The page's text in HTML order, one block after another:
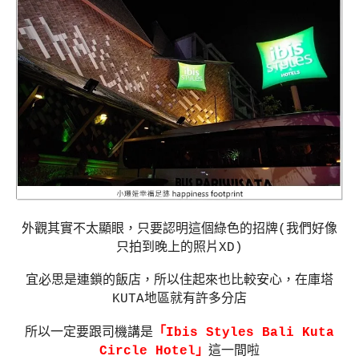
外觀其實不太顯眼，只要認明這個綠色的招牌(我們好像
只拍到晚上的照片XD)
宜必思是連鎖的飯店，所以住起來也比較安心，在庫塔
KUTA地區就有許多分店
所以一定要跟司機講是 「Ibis Styles Bali Kuta
Circle Hotel」 這一間啦